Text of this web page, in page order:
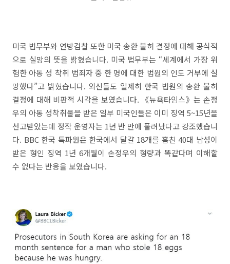
미국 법무부와 연방검찰 또한 미국 송환 불허 결정에 대해 공식적
으로 실망의 뜻을 밝혔습니다. 미국 법무부는 “세계에서 가장 위
험한 아동 성 착취 범죄자 중 한 명에 대한 법원의 인도 거부에 실
망했다”고 밝혔습니다. 외신들도 일제히 한국 법원의 송환 불허
결정에 대해 비판적 시각을 보였습니다. 《뉴욕타임스》는 손정
우의 아동 성착취물을 받은 일부 미국인들은 이미 징역 5~15년을
선고받았는데 정작 운영자는 1년 반 만에 풀려났다고 강조했습니
다. BBC 한국 특파원은 한국에서 달걀 18개를 훔친 40대 남성이
받은 형인 징역 1년 6개월이 손정우의 형량과 똑같다며 이해할
수 없다는 반응을 보였습니다.